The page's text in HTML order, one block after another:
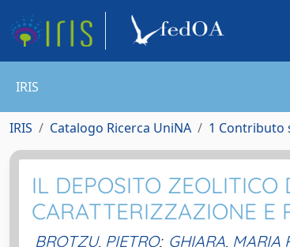
IRIS
IRIS Catalogo Ricerca UniNA 1 Contributo
IL DEPOSITO
CARATTERIZZAZIONE E
BROTZU, PIETRO; GHIARA, MARIA